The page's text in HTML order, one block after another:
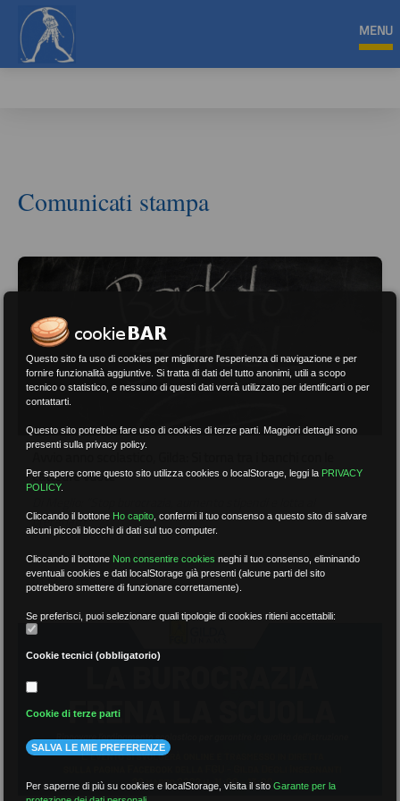
MENU
Comunicati stampa
Avvio anno scolastico, Gilda: Si torna tra i banchi con le
cattedre vuote
precariato”
01 Settembre 2022
Questo sito fa uso di cookies per migliorare l'esperienza di navigazione e per
fornire funzionalità aggiuntive. Si tratta di dati del tutto anonimi, utili a scopo
tecnico o statistico, e nessuno di questi dati verrà utilizzato per identificarti o per
contattarti.
Questo sito potrebbe fare uso di cookies di terze parti. Maggiori dettagli sono
presenti sulla privacy policy.
Per sapere come questo sito utilizza cookies o localStorage, leggi la PRIVACY
POLICY.
Cliccando il bottone Ho capito ,confermi il tuo consenso a questo sito di salvare
alcuni piccoli blocchi di dati sul tuo computer.
Cliccando il bottone Non consentire cookies neghi il tuo consenso, eliminando
eventuali cookies e dati localStorage già presenti (alcune parti del sito
potrebbero smettere di funzionare correttamente).
Se preferisci, puoi selezionare quali tipologie di cookies ritieni accettabili:
Cookie tecnici (obbligatorio)
Cookie di terze parti
SALVA LE MIE PREFERENZE
Per saperne di più su cookies e localStorage, visita il sitoGarante per la